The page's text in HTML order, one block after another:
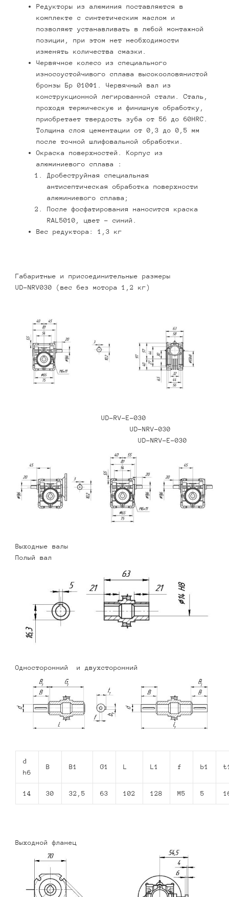
Редукторы из алюминия поставляются в
комплекте с синтетическим маслом и
позволяют устанавливать в любой монтажной
позиции, при этом нет необходимости
изменять количества смазки.
Червячное колесо из специального
износоустойчивого сплава высокооловянистой
бронзы Бр 010Ф1. Червячный вал из
конструкционной легированной стали. Сталь,
проходя термическую и финишную обработку,
приобретает твердость зуба от 56 до 60HRC.
Толщина слоя цементации от 0,3 до 0,5 мм
после точной шлифовальной обработки.
Окраска поверхностей. Корпус из
алюминиевого сплава :
Дробеструйная специальная
антисептическая обработка поверхности
алюминиевого сплава;
После фосфатирования наносится краска
RAL5010, цвет – синий.
Вес редуктора: 1,3 кг
Габаритные и присоединительные размеры
UD-NRV030 (вес без мотора 1,2 кг)
UD-RV-E-030
UD-NRV-030
UD-NRV-E-030
Выходные валы
Полый вал
Односторонний и двухсторонний
d
h6
B B1 G1 L L1 f b1
14 30 32,5 63 102 128 M5 5
Выходной фланец